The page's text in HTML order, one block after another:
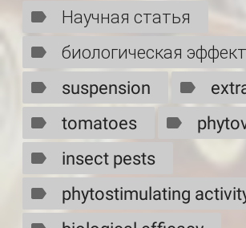
Научная статья
биологическая
suspension
tomatoes
insect pests
phytostimulating